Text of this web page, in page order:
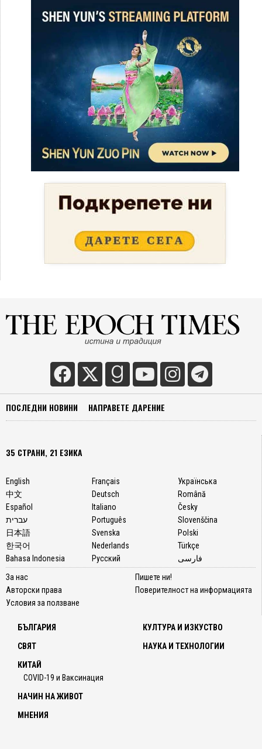
ПОСЛЕДНИ НОВИНИ НАПРАВЕТЕ ДАРЕНИЕ
35 СТРАНИ, 21 ЕЗИКА
English
中文
Español
עברית
日本語
한국어
Bahasa Indonesia
Français
Deutsch
Italiano
Português
Svenska
Nederlands
Русский
Українська
Română
Česky
Slovenščina
Polski
Türkçe
فارسی
За нас
Авторски права
Условия за ползване
Пишете ни!
Поверителност на информацията
БЪЛГАРИЯ
СВЯТ
КИТАЙ
COVID-19 и Ваксинация
КУЛТУРА И ИЗКУСТВО
НАУКА И ТЕХНОЛОГИИ
НАЧИН НА ЖИВОТ
МНЕНИЯ